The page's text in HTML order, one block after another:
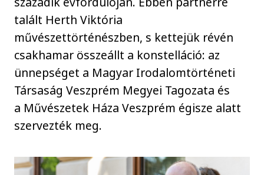
talált Herth Viktória
művészettörténészben, s kettejük révén
csakhamar összeállt a konstelláció: az
ünnepséget a Magyar Irodalomtörténeti
Társaság Veszprém Megyei Tagozata és
a Művészetek Háza Veszprém égisze alatt
szervezték meg.